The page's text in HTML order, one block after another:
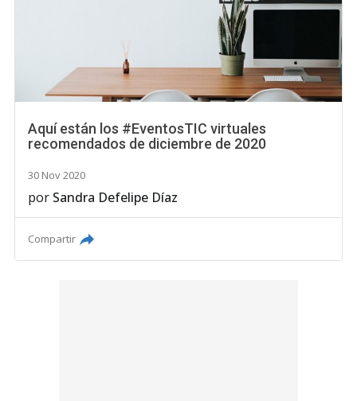
Aquí están los #EventosTIC virtuales
recomendados de diciembre de 2020
30 Nov 2020
por Sandra Defelipe Díaz
Compartir